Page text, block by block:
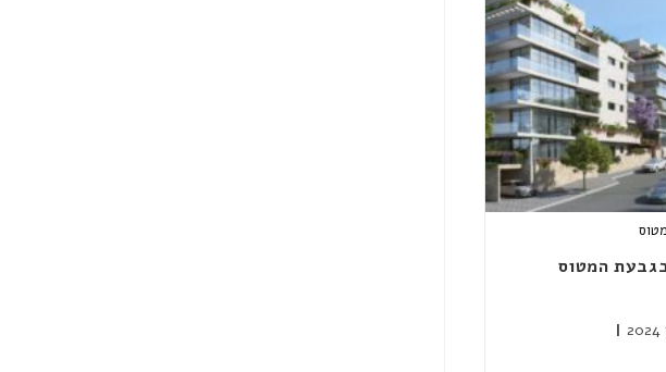
המטוס